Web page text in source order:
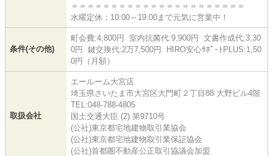
＝＝＝＝＝＝＝＝＝＝＝＝＝＝＝＝＝＝＝＝＝＝
水曜定休：10:00～19:00まで元気に営業中！
条件(その他)
町会費:4,800円 室内抗菌代:9,900円 文書作成代:3,30
0円 鍵交換代:2万7,500円 HIRO安心ｻﾎﾟｰﾄPLUS:1,50
0円（月額）
取扱会社
エールーム大宮店
埼玉県さいたま市大宮区大門町２丁目88 大野ビル4階
TEL:048-788-4805
国土交通大臣 (2) 第9710号
(公社)東京都宅地建物取引業協会
(公社)東京都宅地建物取引業保証協会
(公社)首都圏不動産公正取引協議会加盟